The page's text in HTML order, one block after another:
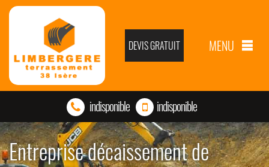
DEVIS GRATUIT MENU
indisponible indisponible
Entreprise décaissement de